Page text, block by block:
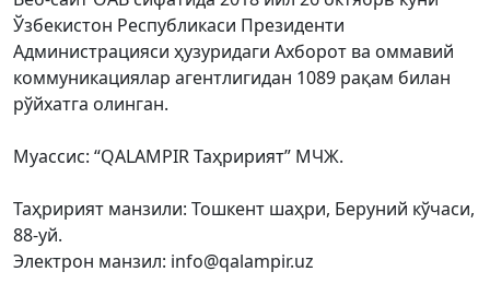
Ўзбекистон Республикаси Президенти
Администрацияси ҳузуридаги Ахборот ва оммавий
коммуникациялар агентлигидан 1089 рақам билан
рўйхатга олинган.
Муассис: “QALAMPIR Таҳририят” МЧЖ.
Таҳририят манзили: Тошкент шаҳри, Беруний кўчаси,
88-уй.
Электрон манзил: info@qalampir.uz